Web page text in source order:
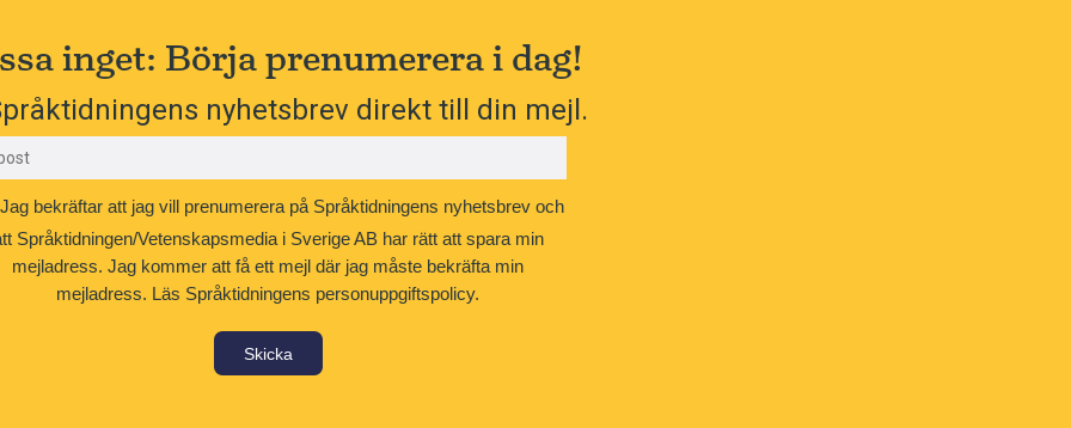
inget: Börja prenumerera i dag!
nyhetsbrev direkt till din mejl.
Jag bekräftar att jag vill prenumerera på Språktidningens nyhetsbrev och
Språktidningen/Vetenskapsmedia i Sverige AB har rätt att spara min
mejladress. Jag kommer att få ett mejl där jag måste bekräfta min
mejladress. Läs Språktidningens personuppgiftspolicy.
Skicka